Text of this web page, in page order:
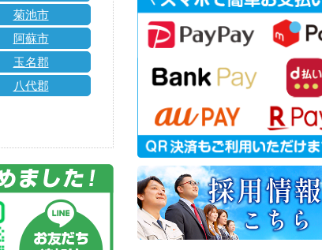
菊池市
阿蘇市
玉名郡
八代郡